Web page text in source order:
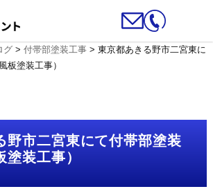
グ> 付帯部塗装工事> 東京都あきる野市二宮東に
板塗装工事）
野市二宮東にて付帯部塗装
装工事）